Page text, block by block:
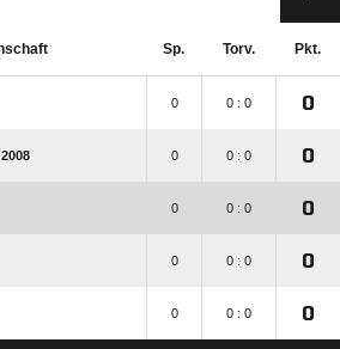
Sp. Torv. Pkt.
0 0 : 0 0
0 0 : 0 0
0 0 : 0 0
0 0 : 0 0
0 0 : 0 0